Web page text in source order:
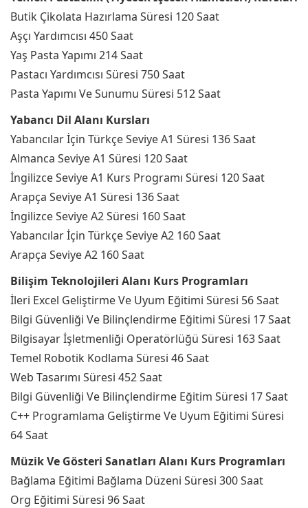
Butik Çikolata Hazırlama Süresi 120 Saat
Aşçı Yardımcısı 450 Saat
Yaş Pasta Yapımı 214 Saat
Pastacı Yardımcısı Süresi 750 Saat
Pasta Yapımı Ve Sunumu Süresi 512 Saat
Yabancı Dil Alanı Kursları
Yabancılar İçin Türkçe Seviye A1 Süresi 136 Saat
Almanca Seviye A1 Süresi 120 Saat
İngilizce Seviye A1 Kurs Programı Süresi 120 Saat
Arapça Seviye A1 Süresi 136 Saat
İngilizce Seviye A2 Süresi 160 Saat
Yabancılar İçin Türkçe Seviye A2 160 Saat
Arapça Seviye A2 160 Saat
Bilişim Teknolojileri Alanı Kurs Programları
İleri Excel Geliştirme Ve Uyum Eğitimi Süresi 56 Saat
Bilgi Güvenliği Ve Bilinçlendirme Eğitimi Süresi 17 Saat
Bilgisayar İşletmenliği Operatörlüğü Süresi 163 Saat
Temel Robotik Kodlama Süresi 46 Saat
Web Tasarımı Süresi 452 Saat
Bilgi Güvenliği Ve Bilinçlendirme Eğitim Süresi 17 Saat
C++ Programlama Geliştirme Ve Uyum Eğitimi Süresi
64 Saat
Müzik Ve Gösteri Sanatları Alanı Kurs Programları
Bağlama Eğitimi Bağlama Düzeni Süresi 300 Saat
Org Eğitimi Süresi 96 Saat